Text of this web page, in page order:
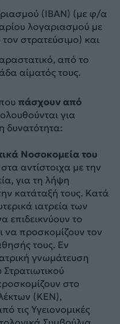
(ΙΒΑΝ) (με φ/α
λογαριασμού με
στρατεύσιμο) και
από το
αίματός τους.
πάσχουν από
για
δυνατότητα:
Νοσοκομεία του
αντίστοιχα με την
για τη λήψη
κατάταξή τους. Κατά
ιατρεία των
επιδεικνύουν το
να προσκομίζουν τον
τους. Εν
γνωμάτευση
στο
(ΚΕΝ),
τις Υγειονομικές